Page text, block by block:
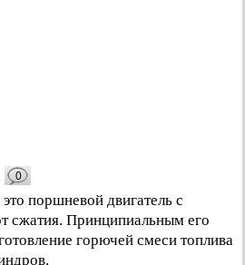
0
поршневой двигатель с
сжатия. Принципиальным его
горючей смеси топлива